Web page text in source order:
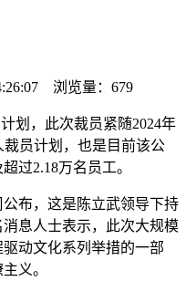
浏览量： 679
划，此次裁员紧随2024年
裁员计划，也是目前该公
过2.18万名员工。
布，这是陈立武领导下持
息人士表示，此次大规模
动文化系列举措的一部
义。